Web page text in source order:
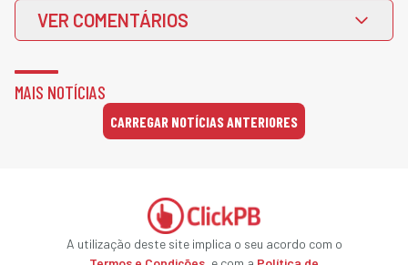
VER COMENTÁRIOS
MAIS NOTÍCIAS
CARREGAR NOTÍCIAS ANTERIORES
A utilização deste site implica o seu acordo com o